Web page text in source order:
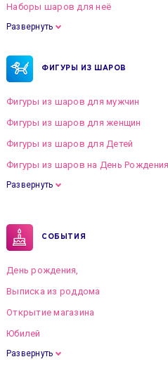
Наборы шаров для неё
Развернуть
ФИГУРЫ ИЗ ШАРОВ
Фигуры из шаров для мужчин
Фигуры из шаров для женщин
Фигуры из шаров для Детей
Фигуры из шаров на День Рождения
Развернуть
СОБЫТИЯ
День рождения,
Выписка из роддома
Открытие магазина
Юбилей
Развернуть